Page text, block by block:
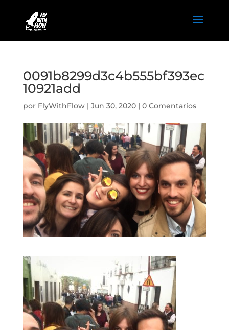
0091b8299d3c4b555bf393ec
10921add
por FlyWithFlow| Jun 30, 2020| 0 Comentarios